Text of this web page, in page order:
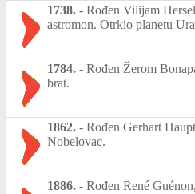
1738. - Rođen Vilijam
astromon. Otrkio planetu
1784. - Rođen Žerom
brat.
1862. - Rođen Gerhart
Nobelovac.
1886. - Rođen René